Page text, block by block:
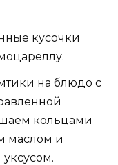
кусочки
на блюдо с
кольцами
маслом и